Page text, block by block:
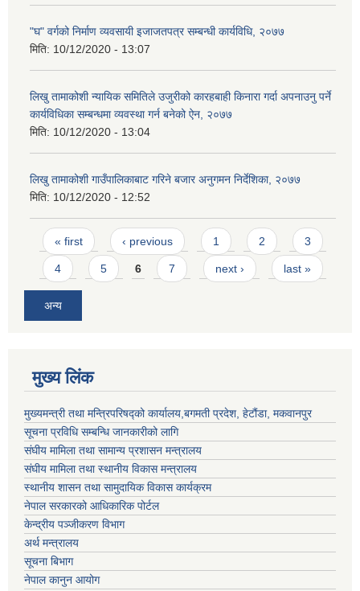
"घ" वर्गको निर्माण व्यवसायी इजाजतपत्र सम्बन्धी कार्यविधि, २०७७
मिति: 10/12/2020 - 13:07
लिखु तामाकोशी न्यायिक समितिले उजुरीको कारहबाही किनारा गर्दा अपनाउनु पर्ने
कार्यविधिका सम्बन्धमा व्यवस्था गर्न बनेको ऐन, २०७७
मिति: 10/12/2020 - 13:04
लिखु तामाकोशी गाउँपालिकाबाट गरिने बजार अनुगमन निर्देशिका, २०७७
मिति: 10/12/2020 - 12:52
Pages
« first ‹ previous 1 2 3
4 5 6 7 next › last »
अन्य
मुख्य लिंक
मुख्यमन्त्री तथा मन्त्रिपरिषद्को कार्यालय,बगमती प्रदेश, हेटौंडा, मकवानपुर
सूचना प्रविधि सम्बन्धि जानकारीको लागि
संघीय मामिला तथा सामान्य प्रशासन मन्त्रालय
संघीय मामिला तथा स्थानीय विकास मन्त्रालय
स्थानीय शासन तथा सामुदायिक विकास कार्यक्रम
नेपाल सरकारको आधिकारिक पोर्टल
केन्द्रीय पञ्जीकरण विभाग
अर्थ मन्त्रालय
सूचना बिभाग
नेपाल कानुन आयोग